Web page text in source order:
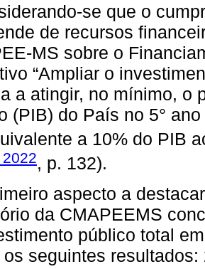
se que o
de recursos
MS sobre o
“Ampliar o
a atingir, no mínimo, o
(PIB) do País no 5°
a 10% do PIB
, p. 132).
aspecto a
da CMAPEEMS
público total
os seguintes